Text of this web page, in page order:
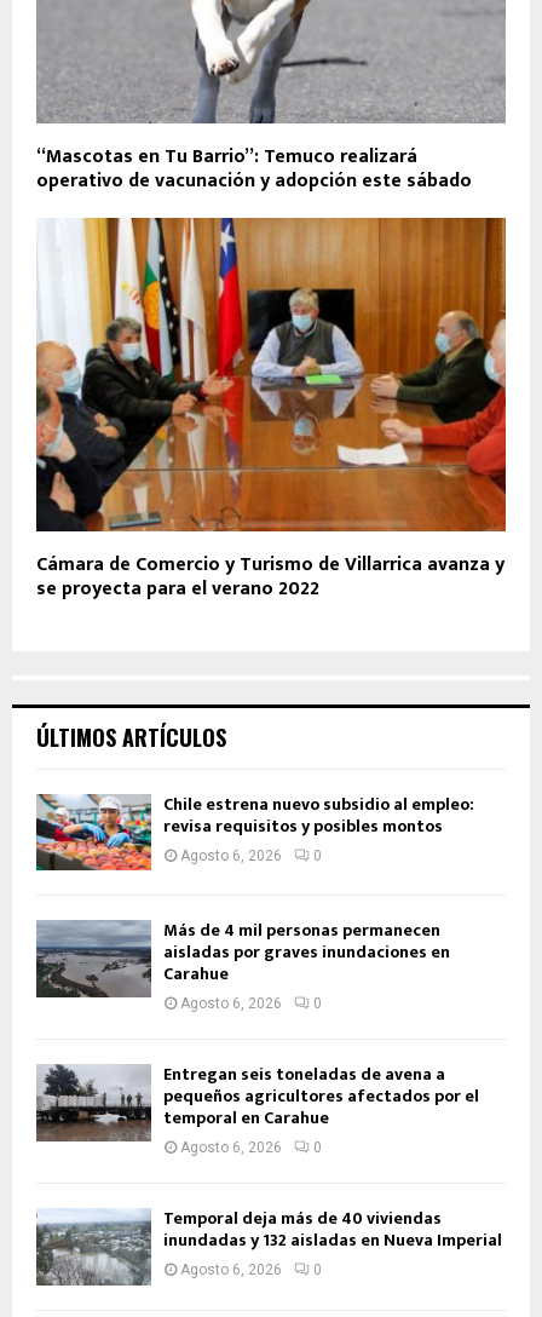
“Mascotas en Tu Barrio”: Temuco realizará
operativo de vacunación y adopción este sábado
Cámara de Comercio y Turismo de Villarrica avanza y
se proyecta para el verano 2022
ÚLTIMOS ARTÍCULOS
Chile estrena nuevo subsidio al empleo:
revisa requisitos y posibles montos
Agosto 6, 2026 0
Más de 4 mil personas permanecen
aisladas por graves inundaciones en
Carahue
Agosto 6, 2026 0
Entregan seis toneladas de avena a
pequeños agricultores afectados por el
temporal en Carahue
Agosto 6, 2026 0
Temporal deja más de 40 viviendas
inundadas y 132 aisladas en Nueva Imperial
Agosto 6, 2026 0